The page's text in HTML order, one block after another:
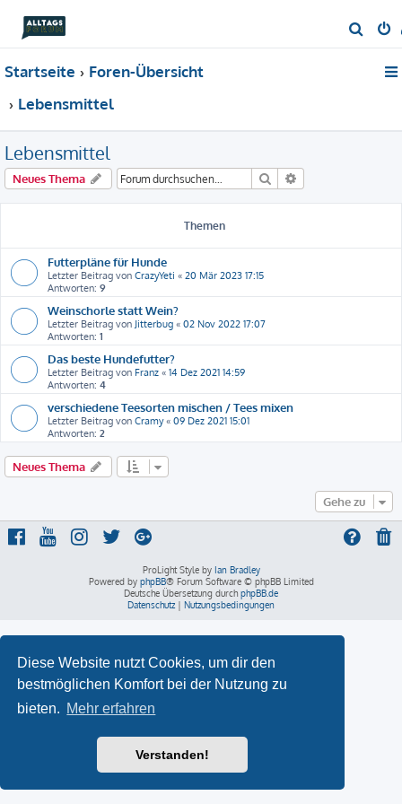
Diese Website nutzt Cookies, um dir den
bestmöglichen Komfort bei der Nutzung zu
bieten. Mehr erfahren
Verstanden!
u
Startseite
Foren-Übersicht
Lebensmittel
Lebensmittel
Neues Thema Suche
Themen
Futterpläne für Hunde
Letzter Beitrag von CrazyYeti « 20 Mär 2023 17:15
Antworten: 9
Weinschorle statt Wein?
Letzter Beitrag von Jitterbug « 02 Nov 2022 17:07
Antworten: 1
Das beste Hundefutter?
Letzter Beitrag von Franz « 14 Dez 2021 14:59
Antworten: 4
verschiedene Teesorten mischen / Tees mixen
Letzter Beitrag von Cramy« 09 Dez 2021 15:01
Antworten: 2
Neues Thema
Gehe zu
ProLight Style by Ian Bradley
Powered by phpBB® Forum Software © phpBB Limited
Deutsche Übersetzung durch phpBB.de
Datenschutz | Nutzungsbedingungen